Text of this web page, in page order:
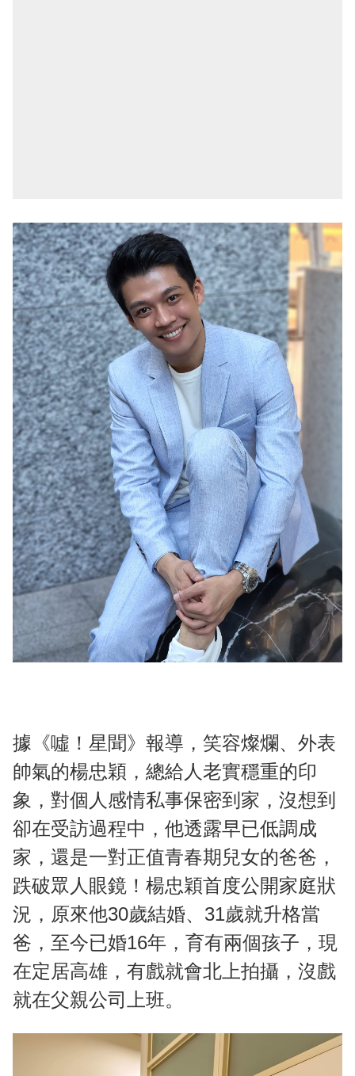
據《噓！星聞》報導，笑容燦爛、外表
帥氣的楊忠穎，總給人老實穩重的印
象，對個人感情私事保密到家，沒想到
卻在受訪過程中，他透露早已低調成
家，還是一對正值青春期兒女的爸爸，
跌破眾人眼鏡！楊忠穎首度公開家庭狀
況，原來他30歲結婚、31歲就升格當
爸，至今已婚16年，育有兩個孩子，現
在定居高雄，有戲就會北上拍攝，沒戲
就在父親公司上班。